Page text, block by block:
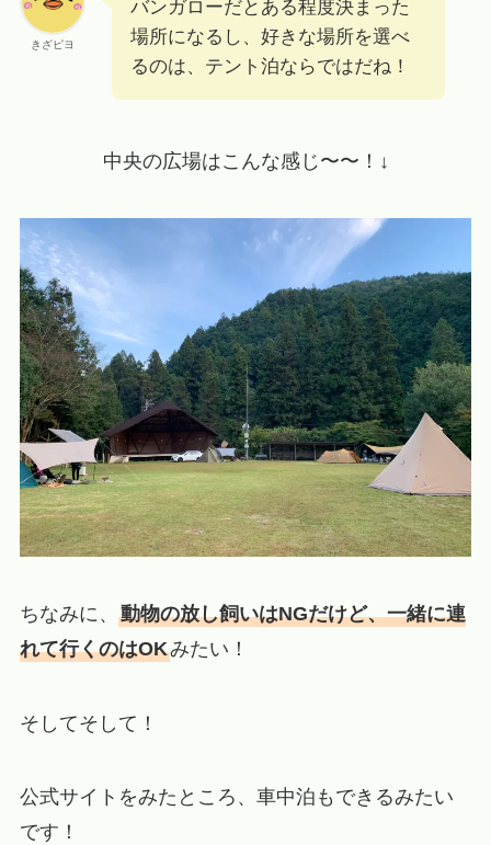
きざピヨ
バンガローだとある程度決まった
場所になるし、好きな場所を選べ
るのは、テント泊ならではだね！
中央の広場はこんな感じ〜〜！↓
ちなみに、 動物の放し飼いはNGだけど、一緒に連
れて行くのはOKみたい！
そしてそして！
公式サイトをみたところ、車中泊もできるみたい
です！